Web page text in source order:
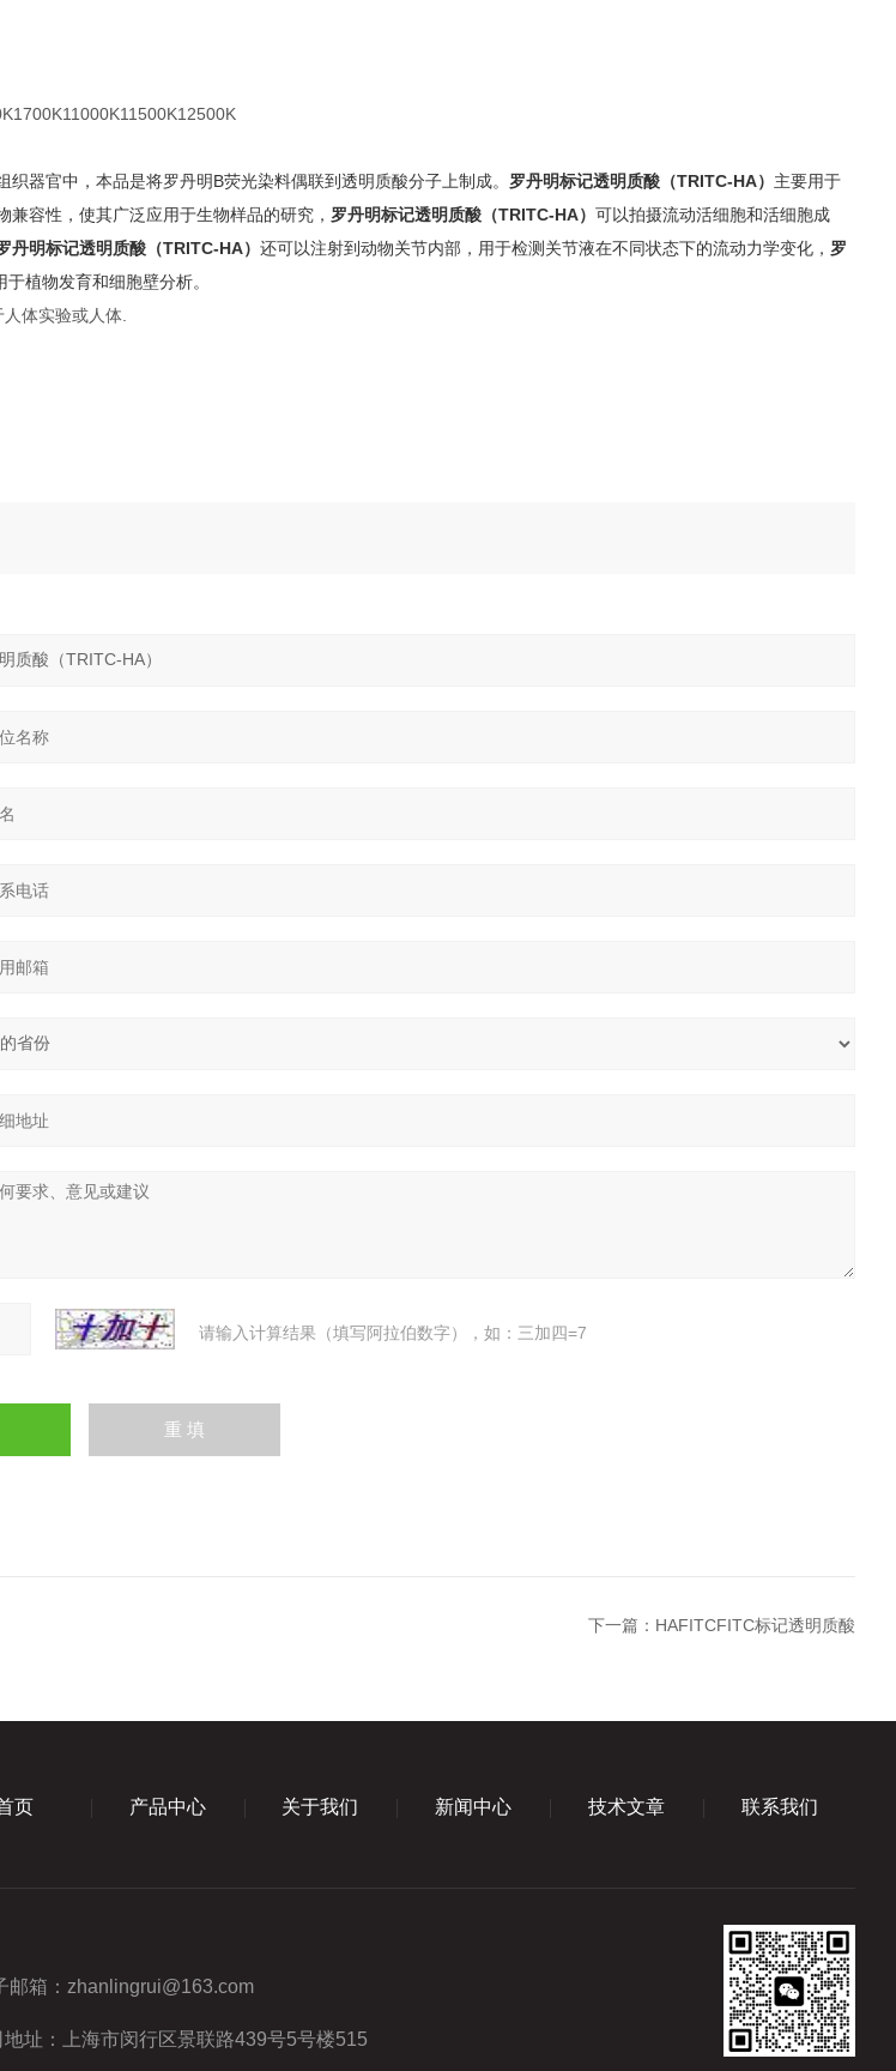
器官中，本品是将罗丹明B荧光染料偶联到透明质酸分子上制成。 罗丹明标记透明质酸（TRITC-HA） 主要用于
容性，使其广泛应用于生物样品的研究， 罗丹明标记透明质酸（TRITC-HA）可以拍摄流动活细胞和活细胞成
丹明标记透明质酸（TRITC-HA）还可以注射到动物关节内部，用于检测关节液在不同状态下的流动力学变化， 罗
于植物发育和细胞壁分析。
体实验或人体.
请输入计算结果（填写阿拉伯数字），如：三加四=7
下一篇： HAFITCFITC标记透明质酸
页 产品中心 关于我们 新闻中心 技术文章 联系我们
邮箱： zhanlingrui@163.com
地址：上海市闵行区景联路439号5号楼515